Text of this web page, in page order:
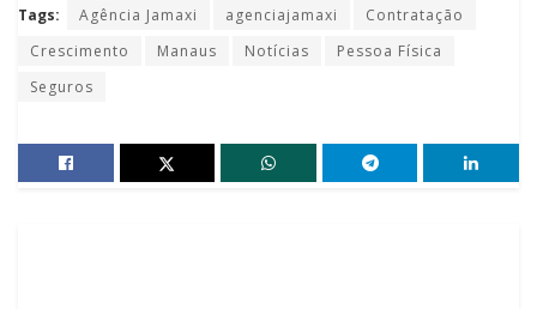
Tags: Agência Jamaxi agenciajamaxi
Contratação
Crescimento
Manaus Notícias
Pessoa Física
Seguros